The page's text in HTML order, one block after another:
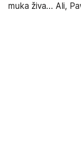
muka živa… Ali,